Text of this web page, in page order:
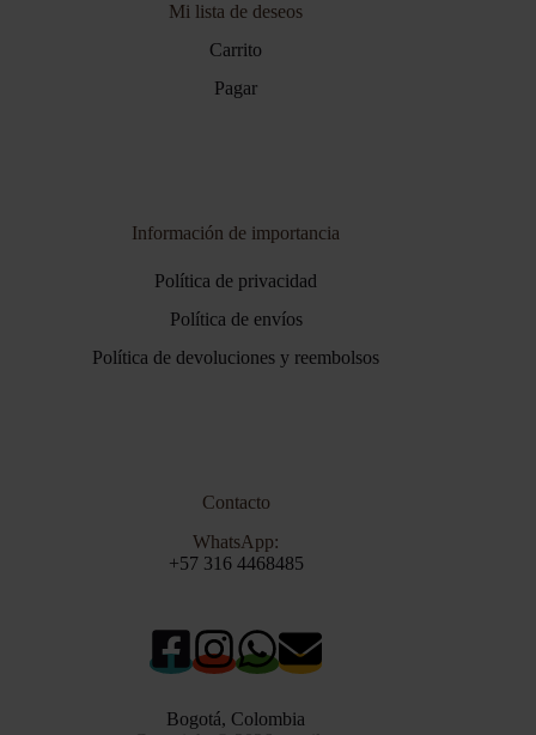
Mi lista de deseos
Carrito
Pagar
Información de importancia
Política de privacidad
Política de envíos
Política de devoluciones y reembolsos
Contacto
WhatsApp:
+57 316 4468485
Bogotá, Colombia